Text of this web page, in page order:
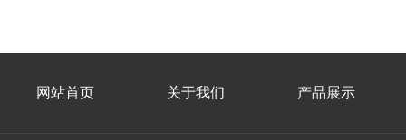
网站首页 关于我们 产品展示